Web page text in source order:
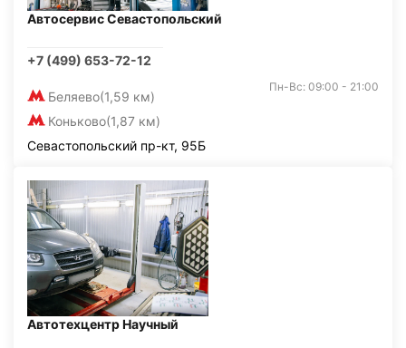
Автосервис Севастопольский
+7 (499) 653-72-12
Беляево(1,59 км)
Коньково(1,87 км)
Пн-Вс: 09:00 - 21:00
Севастопольский пр-кт, 95Б
Автотехцентр Научный